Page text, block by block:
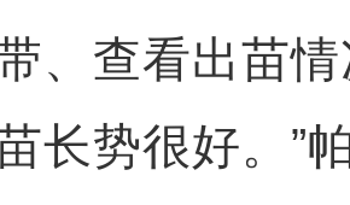
、查看出苗
长势很好。”